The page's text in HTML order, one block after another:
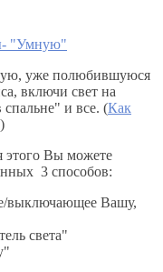
"Умную"
уже полюбившуюся
включи свет на
и все. (Как
)
этого Вы можете
3 способов:
выключающее Вашу,
света"